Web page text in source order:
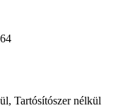
Tartósítószer nélkül